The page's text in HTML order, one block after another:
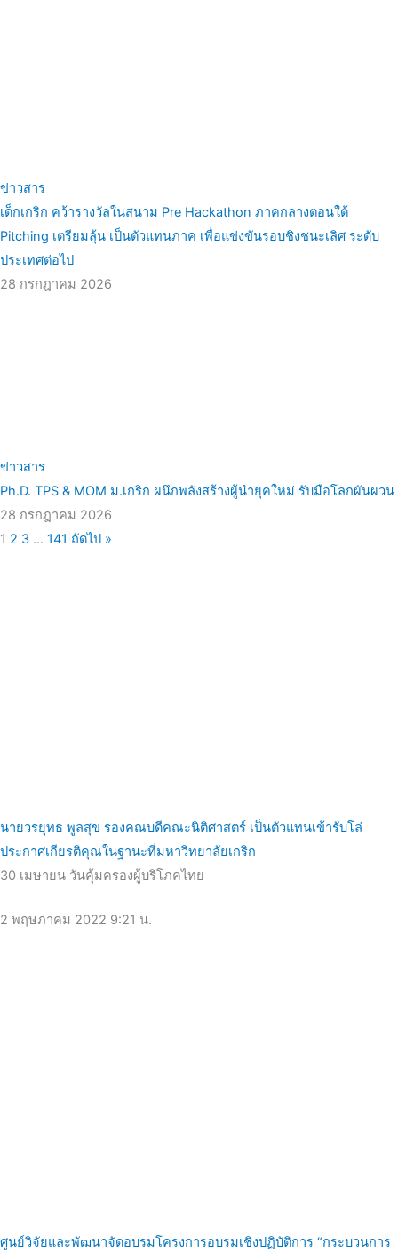
ข่าวสาร
เด็กเกริก คว้ารางวัลในสนาม Pre Hackathon ภาคกลางตอนใต้
Pitching เตรียมลุ้น เป็นตัวแทนภาค เพื่อแข่งขันรอบชิงชนะเลิศ ระดับ
ประเทศต่อไป
28 กรกฎาคม 2026
ข่าวสาร
Ph.D. TPS & MOM ม.เกริก ผนึกพลังสร้างผู้นำยุคใหม่ รับมือโลกผันผวน
28 กรกฎาคม 2026
1 2 3 … 141 ถัดไป »
นายวรยุทธ พูลสุข รองคณบดีคณะนิติศาสตร์ เป็นตัวแทนเข้ารับโล่
ประกาศเกียรติคุณในฐานะที่มหาวิทยาลัยเกริก
30 เมษายน วันคุ้มครองผู้บริโภคไทย
2 พฤษภาคม 2022 9:21 น.
ศูนย์วิจัยและพัฒนาจัดอบรมโครงการอบรมเชิงปฏิบัติการ “กระบวนการ